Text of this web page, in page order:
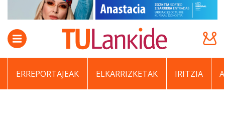
ERREPORTAJEAK ELKARRIZKETAK IRITZIA